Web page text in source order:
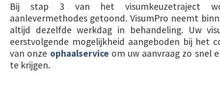
Bij stap 3 van het visumkeuzetraject
aanlevermethodes getoond. VisumPro neemt
altijd dezelfde werkdag in behandeling. Uw
eerstvolgende mogelijkheid aangeboden bij het
van onze ophaalservice om uw aanvraag zo snel
te krijgen.